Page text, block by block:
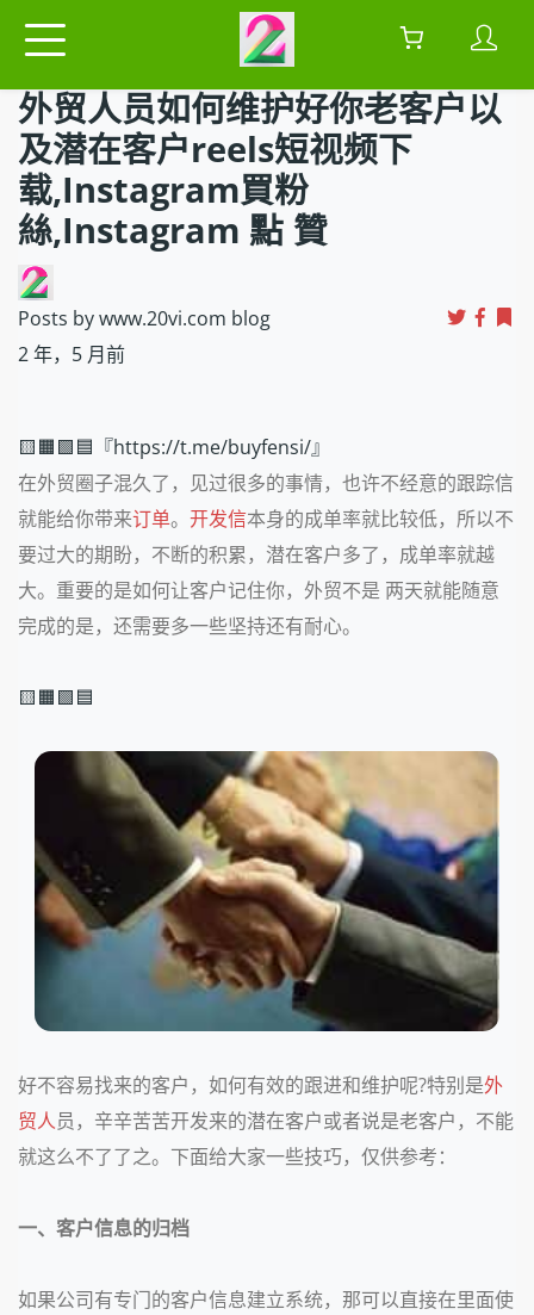
外贸人员如何维护好你老客户以
及潜在客户reels短视频下
载,Instagram買粉
絲,Instagram 點 贊
Posts by www.20vi.com blog
2 年，5 月前
🟨🟧🟩🟦『https://t.me/buyfensi/』
在外贸圈子混久了，见过很多的事情，也许不经意的跟踪信
就能给你带来订单。 开发信本身的成单率就比较低，所以不
要过大的期盼，不断的积累，潜在客户多了，成单率就越
大。重要的是如何让客户记住你，外贸不是 两天就能随意
完成的是，还需要多一些坚持还有耐心。
🟨🟧🟩🟦
好不容易找来的客户，如何有效的跟进和维护呢?特别是外
贸人员，辛辛苦苦开发来的潜在客户或者说是老客户，不能
就这么不了了之。下面给大家一些技巧，仅供参考：
一、客户信息的归档
如果公司有专门的客户信息建立系统，那可以直接在里面使